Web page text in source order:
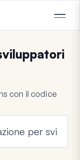
con il codice